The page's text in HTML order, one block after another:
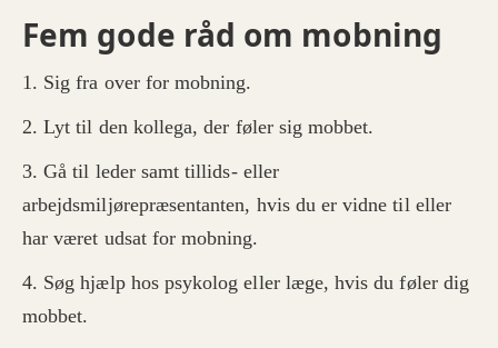
Fem gode råd om mobning
1. Sig fra over for mobning.
2. Lyt til den kollega, der føler sig mobbet.
3. Gå til leder samt tillids- eller
arbejdsmiljørepræsentanten, hvis du er vidne til eller
har været udsat for mobning.
4. Søg hjælp hos psykolog eller læge, hvis du føler dig
mobbet.